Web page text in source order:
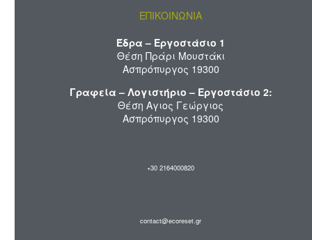
ΕΠΙΚΟΙΝΩΝΙΑ
Έδρα – Εργοστάσιο 1
Θέση Πράρι Μουστάκι
Ασπρόπυργος 19300
Γραφεία – Λογιστήριο – Εργοστάσιο 2:
Θέση Αγιος Γεώργιος
Ασπρόπυργος 19300
+30 2164000820
contact@ecoreset.gr